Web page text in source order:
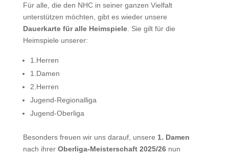
Für alle, die den NHC in seiner ganzen Vielfalt
unterstützen möchten, gibt es wieder unsere
Dauerkarte für alle Heimspiele. Sie gilt für die
Heimspiele unserer:
1.Herren
1.Damen
2.Herren
Jugend-Regionalliga
Jugend-Oberliga
Besonders freuen wir uns darauf, unsere 1. Damen
nach ihrer Oberliga-Meisterschaft 2025/26nun